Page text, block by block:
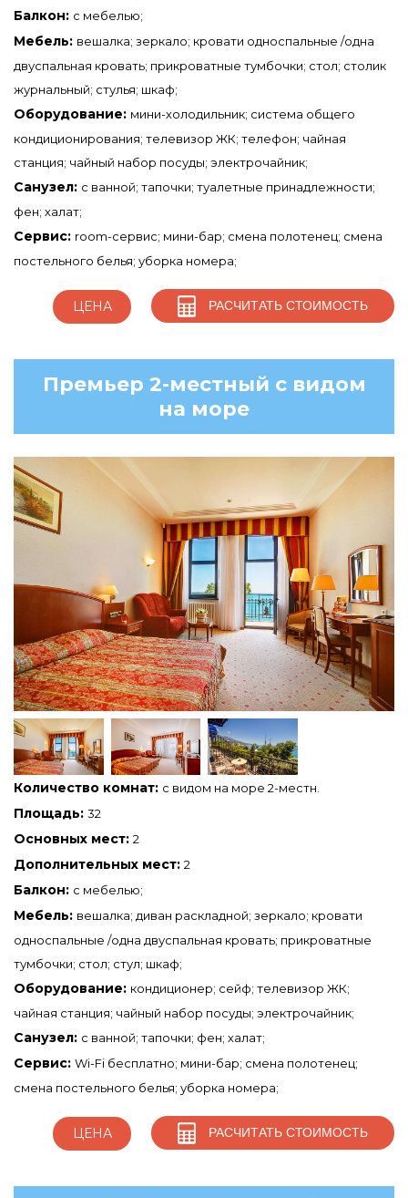
Балкон: с мебелью;
Мебель: вешалка; зеркало; кровати односпальные /одна
двуспальная кровать; прикроватные тумбочки; стол; столик
журнальный; стулья; шкаф;
Оборудование: мини-холодильник; система общего
кондиционирования; телевизор ЖК; телефон; чайная
станция; чайный набор посуды; электрочайник;
Санузел: с ванной; тапочки; туалетные принадлежности;
фен; халат;
Сервис: room-сервис; мини-бар; смена полотенец; смена
постельного белья; уборка номера;
ЦЕНА РАСЧИТАТЬ СТОИМОСТЬ
Премьер 2-местный с видом
на море
Количество комнат: с видом на море 2-местн.
Площадь: 32
Основных мест: 2
Дополнительных мест: 2
Балкон: с мебелью;
Мебель: вешалка; диван раскладной; зеркало; кровати
односпальные /одна двуспальная кровать; прикроватные
тумбочки; стол; стул; шкаф;
Оборудование: кондиционер; сейф; телевизор ЖК;
чайная станция; чайный набор посуды; электрочайник;
Санузел: с ванной; тапочки; фен; халат;
Сервис: Wi-Fi бесплатно; мини-бар; смена полотенец;
смена постельного белья; уборка номера;
ЦЕНА РАСЧИТАТЬ СТОИМОСТЬ